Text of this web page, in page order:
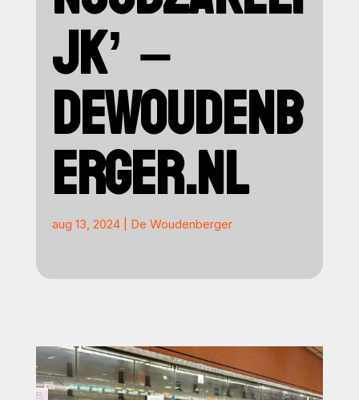
JK’ –
DEWOUDENB
ERGER.NL
aug 13, 2024| De Woudenberger